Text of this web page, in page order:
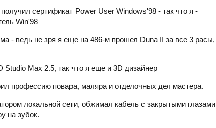
сертификат Power User Windows'98 - так что я -
Win'98
- ведь не зря я еще на 486-м прошел Duna II за все 3 расы,
Studio Max 2.5, так что я еще и 3D дизайнер
профессию повара, маляра и отделочных дел мастера.
локальной сети, обжимал кабель с закрытыми глазами
на зубок.